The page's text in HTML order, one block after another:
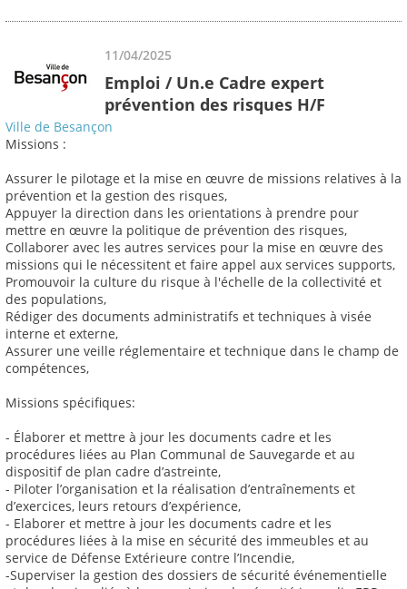
11/04/2025
Emploi / Un.e Cadre expert
prévention des risques H/F
Ville de Besançon
Missions :
Assurer le pilotage et la mise en œuvre de missions relatives à la
prévention et la gestion des risques,
Appuyer la direction dans les orientations à prendre pour
mettre en œuvre la politique de prévention des risques,
Collaborer avec les autres services pour la mise en œuvre des
missions qui le nécessitent et faire appel aux services supports,
Promouvoir la culture du risque à l'échelle de la collectivité et
des populations,
Rédiger des documents administratifs et techniques à visée
interne et externe,
Assurer une veille réglementaire et technique dans le champ de
compétences,
Missions spécifiques:
- Élaborer et mettre à jour les documents cadre et les
procédures liées au Plan Communal de Sauvegarde et au
dispositif de plan cadre d’astreinte,
- Piloter l’organisation et la réalisation d’entraînements et
d’exercices, leurs retours d’expérience,
- Elaborer et mettre à jour les documents cadre et les
procédures liées à la mise en sécurité des immeubles et au
service de Défense Extérieure contre l’Incendie,
-Superviser la gestion des dossiers de sécurité événementielle